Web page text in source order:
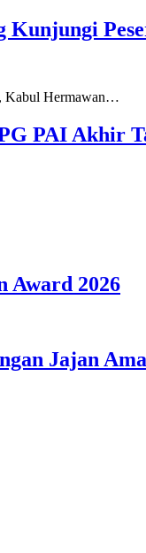
Kunjungi
Kabul Hermawan…
PAI Akhir
Award 2026
Jajan